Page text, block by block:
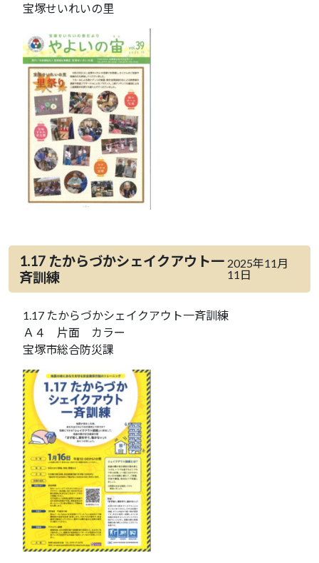
宝塚せいれいの里
1.17 たからづかシェイクアウト一
斉訓練
2025年11月
11日
1.17 たからづかシェイクアウト一斉訓練
Ａ４ 片面 カラー
宝塚市総合防災課